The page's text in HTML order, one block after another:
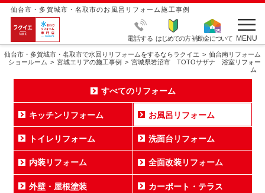
仙台市・多賀城市・名取市のお風呂リフォーム施工事例
電話する はじめての方補助金について MENU
仙台市・多賀城市・名取市で水回りリフォームをするならラクイエ
仙台南リフォーム
ショールーム
宮城エリアの施工事例
宮城県岩沼市 TOTOサザナ 浴室リフォー
ム
すべてのリフォーム
キッチンリフォーム お風呂リフォーム
トイレリフォーム 洗面台リフォーム
内装リフォーム 全面改装リフォーム
外壁・屋根塗装 カーポート・テラス